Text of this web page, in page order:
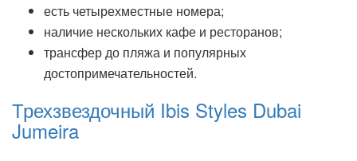
есть четырехместные номера;
наличие нескольких кафе и ресторанов;
трансфер до пляжа и популярных
достопримечательностей.
Трехзвездочный Ibis Styles Dubai
Jumeira